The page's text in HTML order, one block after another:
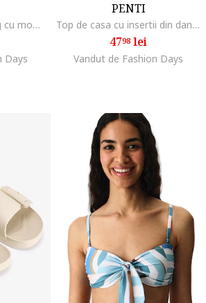
Costum de baie intreg cu model floral, Multicolor
Days
PENTI
Top de casa cu insertii din dantela, Alb
4798 lei
Vandut de Fashion Days